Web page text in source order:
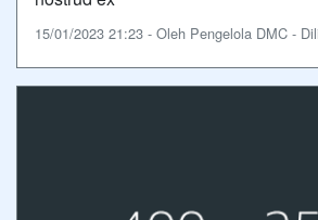
15/01/2023 21:23 - Oleh Pengelola DMC -